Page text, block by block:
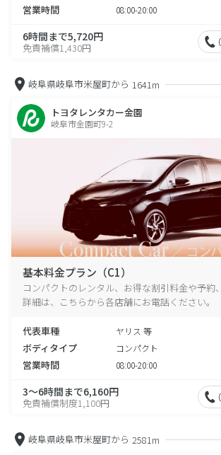
営業時間 08:00-20:00
6時間まで5,720円
免責補償1,430円
岐阜県岐阜市米屋町から 1641m
トヨタレンタカー金園
岐阜市金園町9-2
基本料金プラン（C1）
コンパクトのレンタル、お得な割引料金や予約
詳細は、こちらから各店舗にお電話ください。
代表車種 ヤリス 等
ボディタイプ コンパクト
営業時間 08:00-20:00
3～6時間まで6,160円
免責補償制度1,100円
岐阜県岐阜市米屋町から 2581m